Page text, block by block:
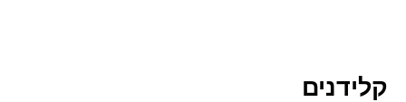
קלידנים